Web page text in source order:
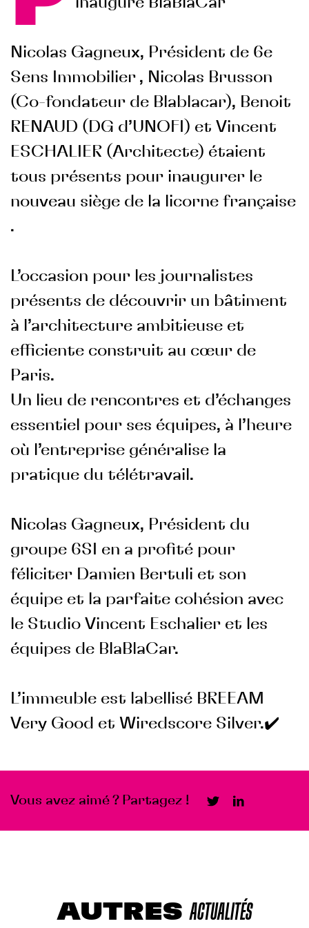
Nicolas Gagneux, Président de 6e
Sens Immobilier , Nicolas Brusson
(Co-fondateur de Blablacar), Benoit
RENAUD (DG d’UNOFI) et Vincent
ESCHALIER (Architecte) étaient
tous présents pour inaugurer le
nouveau siège de la licorne française
.
L’occasion pour les journalistes
présents de découvrir un bâtiment
à l’architecture ambitieuse et
efficiente construit au cœur de
Paris.
Un lieu de rencontres et d’échanges
essentiel pour ses équipes, à l’heure
où l’entreprise généralise la
pratique du télétravail.
Nicolas Gagneux, Président du
groupe 6SI en a profité pour
féliciter Damien Bertuli et son
équipe et la parfaite cohésion avec
le Studio Vincent Eschalier et les
équipes de BlaBlaCar.
L’immeuble est labellisé BREEAM
Very Good et Wiredscore Silver.✔️
Vous avez aimé ? Partagez !
AUTRES ACTUALITÉS